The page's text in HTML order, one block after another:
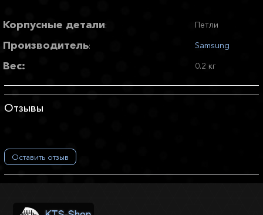
Корпусные детали: Петли
Производитель: Samsung
Вес: 0.2 кг
Отзывы
Оставить отзыв